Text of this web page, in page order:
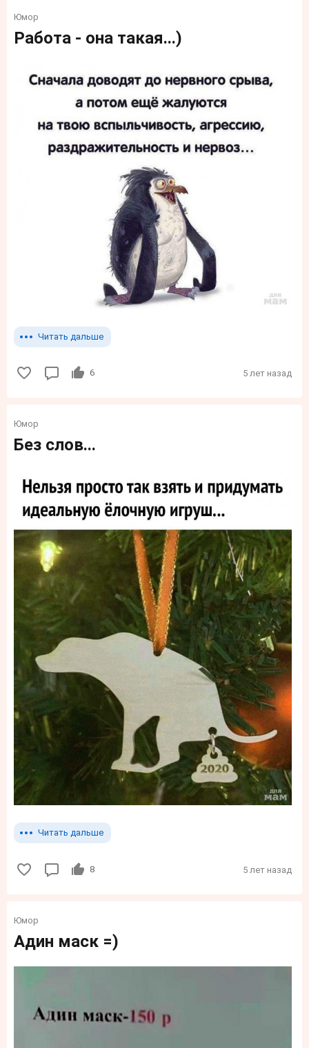
Юмор
Работа - она такая...)
Читать дальше
6 5 лет назад
Юмор
Без слов...
Читать дальше
8 5 лет назад
Юмор
Адин маск =)